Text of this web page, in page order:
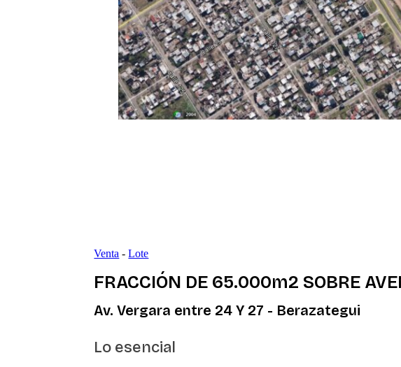
Venta -Lote
FRACCIÓN DE 65.000m2 SOBRE
Av. Vergara entre 24 Y 27 - Berazategui
Lo esencial